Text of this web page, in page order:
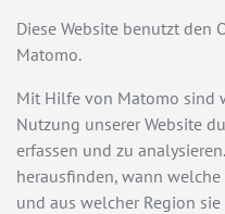
Diese Website benutzt den
Matomo.
Mit Hilfe von Matomo sind
Nutzung unserer Website
erfassen und zu
herausfinden, wann
und aus welcher Region